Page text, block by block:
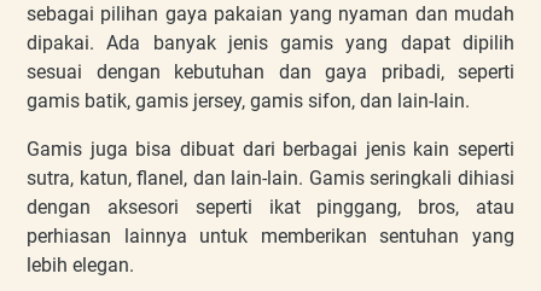
sebagai pilihan gaya pakaian yang nyaman dan mudah
dipakai. Ada banyak jenis gamis yang dapat dipilih
sesuai dengan kebutuhan dan gaya pribadi, seperti
gamis batik, gamis jersey, gamis sifon, dan lain-lain.
Gamis juga bisa dibuat dari berbagai jenis kain seperti
sutra, katun, flanel, dan lain-lain. Gamis seringkali dihiasi
dengan aksesori seperti ikat pinggang, bros, atau
perhiasan lainnya untuk memberikan sentuhan yang
lebih elegan.